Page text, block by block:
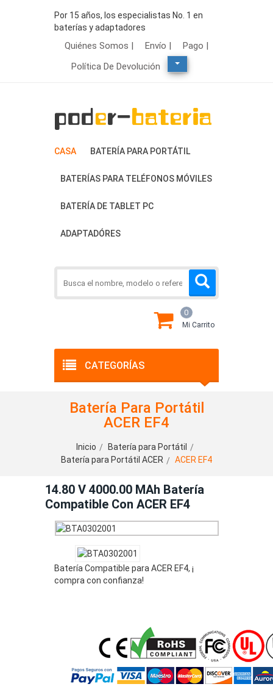
Por 15 años, los especialistas No. 1 en
baterías y adaptadores
Quiénes Somos | Envío |
Pago |
Política De Devolución
CASA BATERÍA PARA PORTÁTIL
BATERÍAS PARA TELÉFONOS MÓVILES
BATERÍA DE TABLET PC
ADAPTADÓRES
CATEGORÍAS
0
Mi Carrito
Batería Para Portátil
ACER EF4
Inicio
Batería para Portátil
Batería para Portátil ACER
ACER EF4
14.80 V 4000.00 MAh Batería
Compatible Con ACER EF4
Batería Compatible para ACER EF4, ¡
compra con confianza!